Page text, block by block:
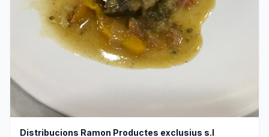
Distribucions Ramon Productes exclusius s.l